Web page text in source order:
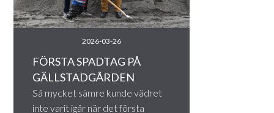
2026-03-26
FÖRSTA SPADTAG PÅ
GÄLLSTADGÅRDEN
Så mycket sämre kunde vädret
inte varit igår när det första